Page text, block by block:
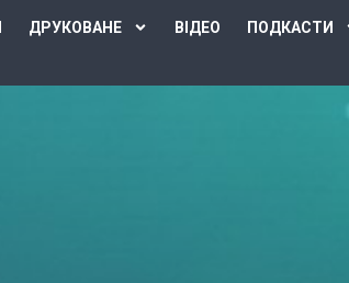
ДРУКОВАНЕ ВІДЕО ПОДКАСТИ